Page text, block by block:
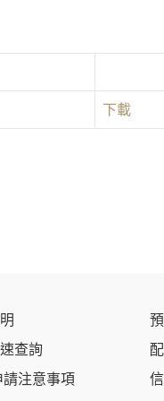
下載
查詢
注意事項